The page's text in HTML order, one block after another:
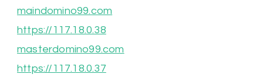
maindomino99.com
https://117.18.0.38
masterdomino99.com
https://117.18.0.37